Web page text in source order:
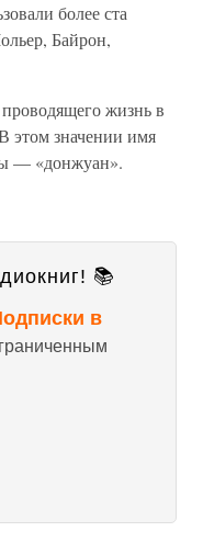
более ста
Байрон,
жизнь в
этом значении имя
— «донжуан».
📚
в